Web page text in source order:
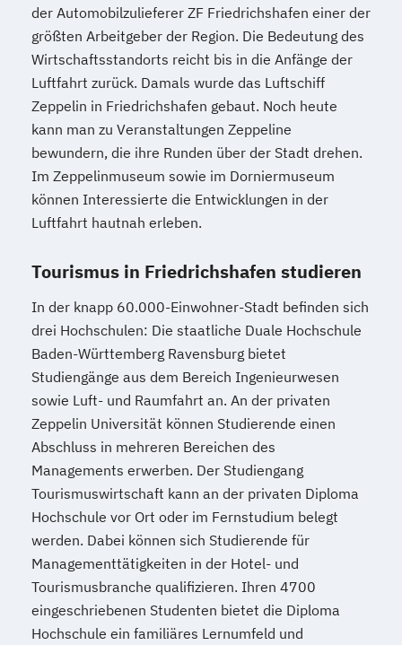
der Automobilzulieferer ZF Friedrichshafen einer der
größten Arbeitgeber der Region. Die Bedeutung des
Wirtschaftsstandorts reicht bis in die Anfänge der
Luftfahrt zurück. Damals wurde das Luftschiff
Zeppelin in Friedrichshafen gebaut. Noch heute
kann man zu Veranstaltungen Zeppeline
bewundern, die ihre Runden über der Stadt drehen.
Im Zeppelinmuseum sowie im Dorniermuseum
können Interessierte die Entwicklungen in der
Luftfahrt hautnah erleben.
Tourismus in Friedrichshafen studieren
In der knapp 60.000-Einwohner-Stadt befinden sich
drei Hochschulen: Die staatliche Duale Hochschule
Baden-Württemberg Ravensburg bietet
Studiengänge aus dem Bereich Ingenieurwesen
sowie Luft- und Raumfahrt an. An der privaten
Zeppelin Universität können Studierende einen
Abschluss in mehreren Bereichen des
Managements erwerben. Der Studiengang
Tourismuswirtschaft kann an der privaten Diploma
Hochschule vor Ort oder im Fernstudium belegt
werden. Dabei können sich Studierende für
Managementtätigkeiten in der Hotel- und
Tourismusbranche qualifizieren. Ihren 4700
eingeschriebenen Studenten bietet die Diploma
Hochschule ein familiäres Lernumfeld und